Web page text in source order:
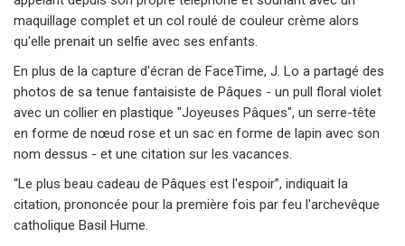
maquillage complet et un col roulé de couleur crème alors
qu'elle prenait un selfie avec ses enfants.
En plus de la capture d'écran de FaceTime, J. Lo a partagé des
photos de sa tenue fantaisiste de Pâques - un pull floral violet
avec un collier en plastique "Joyeuses Pâques", un serre-tête
en forme de nœud rose et un sac en forme de lapin avec son
nom dessus - et une citation sur les vacances.
“Le plus beau cadeau de Pâques est l'espoir”, indiquait la
citation, prononcée pour la première fois par feu l'archevêque
catholique Basil Hume.